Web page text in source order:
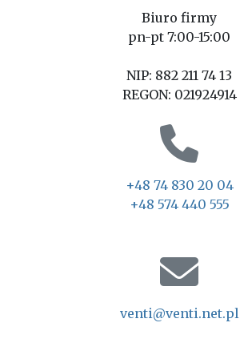
Biuro firmy
pn-pt 7:00-15:00
NIP: 882 211 74 13
REGON: 021924914
+48 74 830 20 04
+48 574 440 555
venti@venti.net.pl